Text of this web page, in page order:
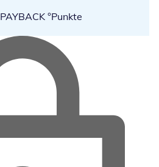
PAYBACK °Punkte